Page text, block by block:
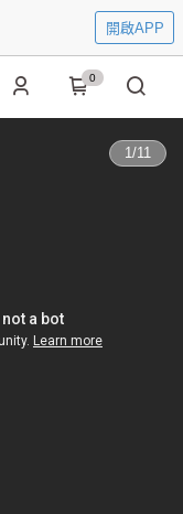
開啟APP
0
1/11